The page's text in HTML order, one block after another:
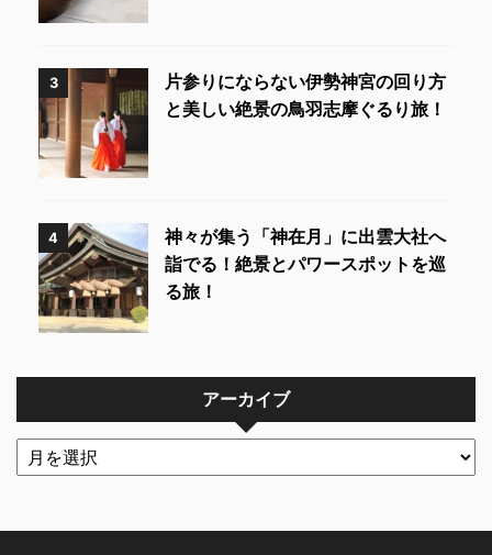
3
片参りにならない伊勢神宮の回り方
と美しい絶景の鳥羽志摩ぐるり旅！
4
神々が集う「神在月」に出雲大社へ
詣でる！絶景とパワースポットを巡
る旅！
アーカイブ